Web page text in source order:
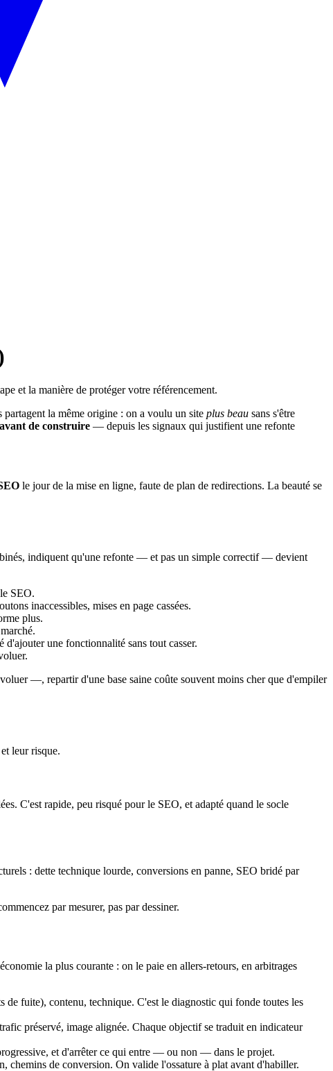
et la manière de protéger votre référencement.
partagent la même origine : on a voulu un site plus beau sans s'être
de construire — depuis les signaux qui justifient une refonte
le jour de la mise en ligne, faute de plan de redirections. La beauté se
indiquent qu'une refonte — et pas un simple correctif — devient
SEO.
inaccessibles, mises en page cassées.
plus.
une fonctionnalité sans tout casser.
—, repartir d'une base saine coûte souvent moins cher que d'empiler
leur risque.
C'est rapide, peu risqué pour le SEO, et adapté quand le socle
: dette technique lourde, conversions en panne, SEO bridé par
par mesurer, pas par dessiner.
la plus courante : on le paie en allers-retours, en arbitrages
fuite), contenu, technique. C'est le diagnostic qui fonde toutes les
préservé, image alignée. Chaque objectif se traduit en indicateur
et d'arrêter ce qui entre — ou non — dans le projet.
de conversion. On valide l'ossature à plat avant d'habiller.